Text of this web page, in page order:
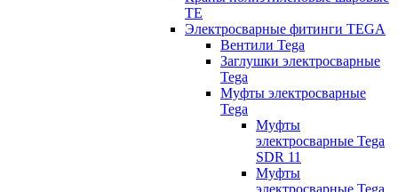
TE
Электросварные фитинги TEGA
Вентили Tega
Заглушки электросварные
Tega
Муфты электросварные
Tega
Муфты
электросварные Tega
SDR 11
Муфты
электросварные Tega